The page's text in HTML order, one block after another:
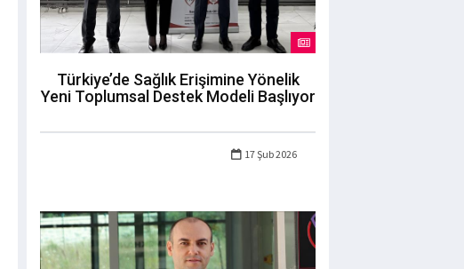
Türkiye’de Sağlık Erişimine Yönelik
Yeni Toplumsal Destek Modeli Başlıyor
17 Şub 2026